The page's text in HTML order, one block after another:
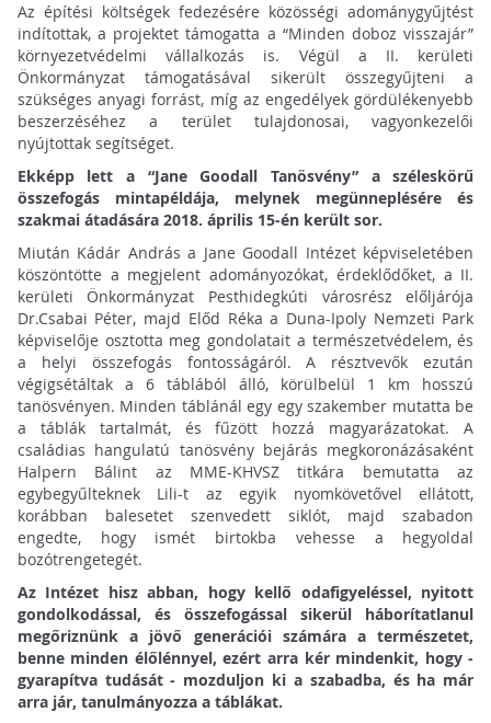
Az építési költségek fedezésére közösségi adománygyűjtést
indítottak, a projektet támogatta a “Minden doboz visszajár”
környezetvédelmi vállalkozás is. Végül a II. kerületi
Önkormányzat támogatásával sikerült összegyűjteni a
szükséges anyagi forrást, míg az engedélyek gördülékenyebb
beszerzéséhez a terület tulajdonosai, vagyonkezelői
nyújtottak segítséget.
Ekképp lett a “Jane Goodall Tanösvény” a széleskörű
összefogás mintapéldája, melynek megünneplésére és
szakmai átadására 2018. április 15-én került sor.
Miután Kádár András a Jane Goodall Intézet képviseletében
köszöntötte a megjelent adományozókat, érdeklődőket, a II.
kerületi Önkormányzat Pesthidegkúti városrész előljárója
Dr.Csabai Péter, majd Előd Réka a Duna-Ipoly Nemzeti Park
képviselője osztotta meg gondolatait a természetvédelem, és
a helyi összefogás fontosságáról. A résztvevők ezután
végigsétáltak a 6 táblából álló, körülbelül 1 km hosszú
tanösvényen. Minden táblánál egy egy szakember mutatta be
a táblák tartalmát, és fűzött hozzá magyarázatokat. A
családias hangulatú tanösvény bejárás megkoronázásaként
Halpern Bálint az MME-KHVSZ titkára bemutatta az
egybegyűlteknek Lili-t az egyik nyomkövetővel ellátott,
korábban balesetet szenvedett siklót, majd szabadon
engedte, hogy ismét birtokba vehesse a hegyoldal
bozótrengetegét.
Az Intézet hisz abban, hogy kellő odafigyeléssel, nyitott
gondolkodással, és összefogással sikerül háborítatlanul
megőriznünk a jövő generációi számára a természetet,
benne minden élőlénnyel, ezért arra kér mindenkit, hogy -
gyarapítva tudását - mozduljon ki a szabadba, és ha már
arra jár, tanulmányozza a táblákat.